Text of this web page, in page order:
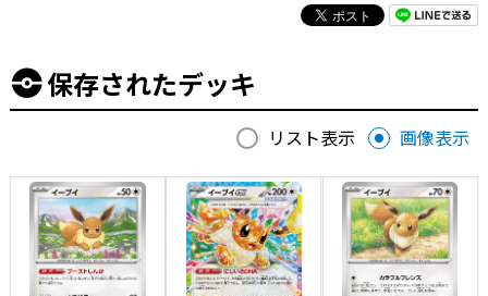
保存されたデッキ
リスト表示 画像表示